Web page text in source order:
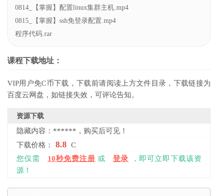
0814_【掌握】配置linux集群主机.mp4
0815_【掌握】ssh免登录配置.mp4
程序代码.rar
课程下载地址：
VIP用户免C币下载，下载前请阅读上方文件目录，下载链接为
百度云网盘，如链接失效，可评论告知。
资源下载
隐藏内容：******，购买后可见！
下载价格：
8.8 C
您仅需
10秒免费注册 或 登录 ，即可立即下载该资
源！